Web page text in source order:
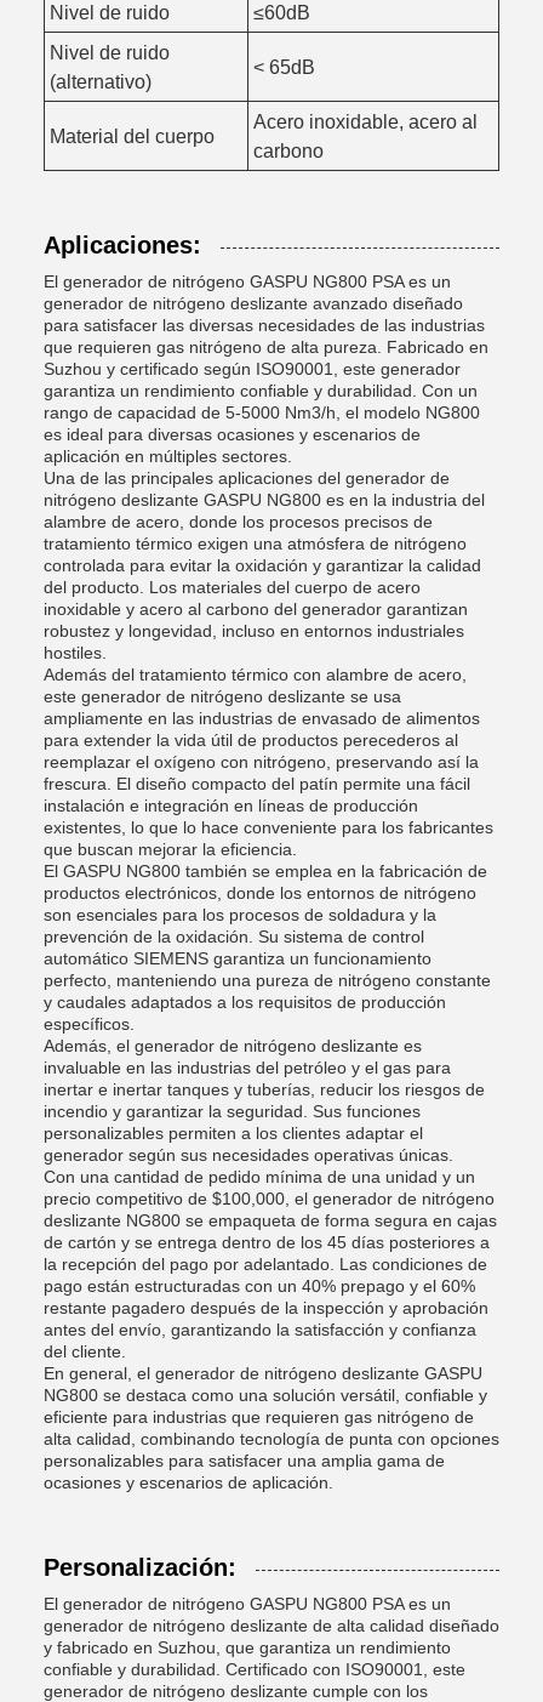
Nivel de ruido
≤60dB
Nivel de ruido
(alternativo)
< 65dB
Material del cuerpo
Acero inoxidable, acero al
carbono
Aplicaciones:
El generador de nitrógeno GASPU NG800 PSA es un
generador de nitrógeno deslizante avanzado diseñado
para satisfacer las diversas necesidades de las industrias
que requieren gas nitrógeno de alta pureza. Fabricado en
Suzhou y certificado según ISO90001, este generador
garantiza un rendimiento confiable y durabilidad. Con un
rango de capacidad de 5-5000 Nm3/h, el modelo NG800
es ideal para diversas ocasiones y escenarios de
aplicación en múltiples sectores.
Una de las principales aplicaciones del generador de
nitrógeno deslizante GASPU NG800 es en la industria del
alambre de acero, donde los procesos precisos de
tratamiento térmico exigen una atmósfera de nitrógeno
controlada para evitar la oxidación y garantizar la calidad
del producto. Los materiales del cuerpo de acero
inoxidable y acero al carbono del generador garantizan
robustez y longevidad, incluso en entornos industriales
hostiles.
Además del tratamiento térmico con alambre de acero,
este generador de nitrógeno deslizante se usa
ampliamente en las industrias de envasado de alimentos
para extender la vida útil de productos perecederos al
reemplazar el oxígeno con nitrógeno, preservando así la
frescura. El diseño compacto del patín permite una fácil
instalación e integración en líneas de producción
existentes, lo que lo hace conveniente para los fabricantes
que buscan mejorar la eficiencia.
El GASPU NG800 también se emplea en la fabricación de
productos electrónicos, donde los entornos de nitrógeno
son esenciales para los procesos de soldadura y la
prevención de la oxidación. Su sistema de control
automático SIEMENS garantiza un funcionamiento
perfecto, manteniendo una pureza de nitrógeno constante
y caudales adaptados a los requisitos de producción
específicos.
Además, el generador de nitrógeno deslizante es
invaluable en las industrias del petróleo y el gas para
inertar e inertar tanques y tuberías, reducir los riesgos de
incendio y garantizar la seguridad. Sus funciones
personalizables permiten a los clientes adaptar el
generador según sus necesidades operativas únicas.
Con una cantidad de pedido mínima de una unidad y un
precio competitivo de $100,000, el generador de nitrógeno
deslizante NG800 se empaqueta de forma segura en cajas
de cartón y se entrega dentro de los 45 días posteriores a
la recepción del pago por adelantado. Las condiciones de
pago están estructuradas con un 40% prepago y el 60%
restante pagadero después de la inspección y aprobación
antes del envío, garantizando la satisfacción y confianza
del cliente.
En general, el generador de nitrógeno deslizante GASPU
NG800 se destaca como una solución versátil, confiable y
eficiente para industrias que requieren gas nitrógeno de
alta calidad, combinando tecnología de punta con opciones
personalizables para satisfacer una amplia gama de
ocasiones y escenarios de aplicación.
Personalización:
El generador de nitrógeno GASPU NG800 PSA es un
generador de nitrógeno deslizante de alta calidad diseñado
y fabricado en Suzhou, que garantiza un rendimiento
confiable y durabilidad. Certificado con ISO90001, este
generador de nitrógeno deslizante cumple con los